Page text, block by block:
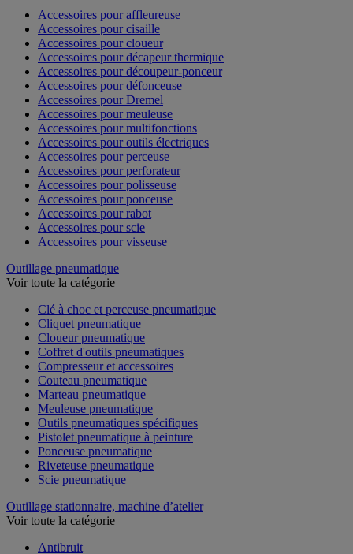
Accessoires pour affleureuse
Accessoires pour cisaille
Accessoires pour cloueur
Accessoires pour décapeur thermique
Accessoires pour découpeur-ponceur
Accessoires pour défonceuse
Accessoires pour Dremel
Accessoires pour meuleuse
Accessoires pour multifonctions
Accessoires pour outils électriques
Accessoires pour perceuse
Accessoires pour perforateur
Accessoires pour polisseuse
Accessoires pour ponceuse
Accessoires pour rabot
Accessoires pour scie
Accessoires pour visseuse
Outillage pneumatique
Voir toute la catégorie
Clé à choc et perceuse pneumatique
Cliquet pneumatique
Cloueur pneumatique
Coffret d'outils pneumatiques
Compresseur et accessoires
Couteau pneumatique
Marteau pneumatique
Meuleuse pneumatique
Outils pneumatiques spécifiques
Pistolet pneumatique à peinture
Ponceuse pneumatique
Riveteuse pneumatique
Scie pneumatique
Outillage stationnaire, machine d’atelier
Voir toute la catégorie
Antibruit